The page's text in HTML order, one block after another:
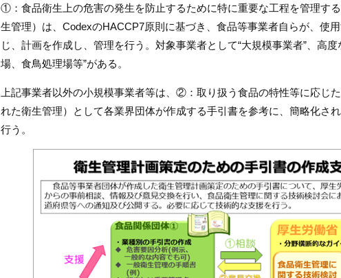
①：食品衛生上の危害の発生を防止するために特に重要な工程を管理す
生管理）は、CodexのHACCP7原則に基づき、食品等事業者自らが、使
じ、計画を作成し、管理を行う。対象事業者として“大規模事業者”、高
場、食鳥処理場等”がある。
上記事業者以外の小規模事業者等は、②：取り扱う食品の特性等に応じ
れた衛生管理）として各業界団体が作成する手引書を参考に、簡略化さ
行う。